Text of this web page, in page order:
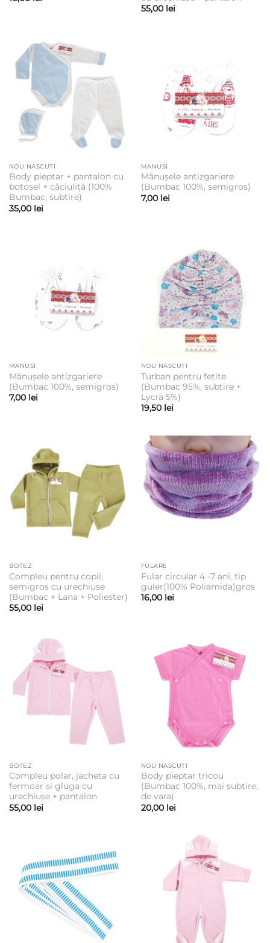
55,00 lei
NOU NASCUTI
Body pieptar + pantalon cu
botoșel + căciuliță (100%
Bumbac, subtire)
35,00 lei
MANUSI
Mănușele antizgariere
(Bumbac 100%, semigros)
7,00 lei
MANUSI
Mănușele antizgariere
(Bumbac 100%, semigros)
7,00 lei
NOU NASCUTI
Turban pentru fetite
(Bumbac 95%, subtire +
Lycra 5%)
19,50 lei
BOTEZ
Compleu pentru copii,
semigros cu urechiuse
(Bumbac + Lana + Poliester)
55,00 lei
FULARE
Fular circular 4 -7 ani, tip
guler(100% Poliamida)gros
16,00 lei
BOTEZ
Compleu polar, jacheta cu
fermoar si gluga cu
urechiuse + pantalon
55,00 lei
NOU NASCUTI
Body pieptar tricou
(Bumbac 100%, mai subtire,
de vara)
20,00 lei